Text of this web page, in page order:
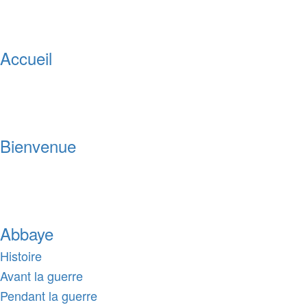
Accueil
Bienvenue
Abbaye
Histoire
Avant la guerre
Pendant la guerre